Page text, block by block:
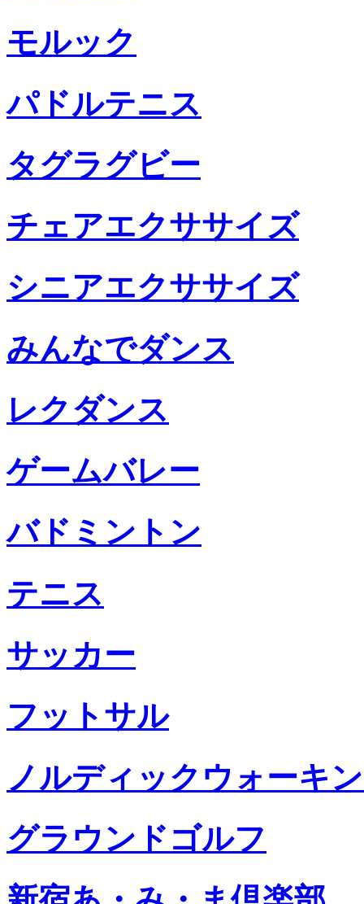
モルック
パドルテニス
タグラグビー
チェアエクササイズ
シニアエクササイズ
みんなでダンス
レクダンス
ゲームバレー
バドミントン
テニス
サッカー
フットサル
ノルディックウォーキ
グラウンドゴルフ